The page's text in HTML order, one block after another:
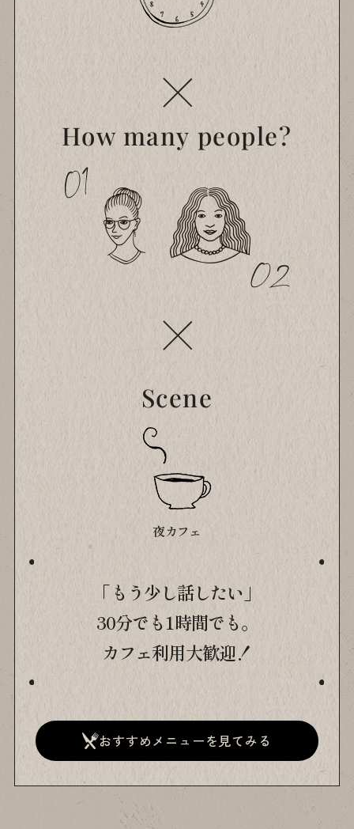
How many people?
Scene
夜カフェ
「もう少し話したい」
30分でも1時間でも。
カフェ利用大歓迎！
おすすめメニューを見てみる